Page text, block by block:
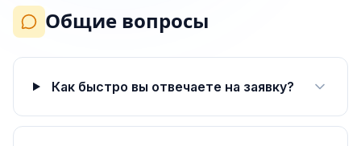
Общие вопросы
Как быстро вы отвечаете на заявку?